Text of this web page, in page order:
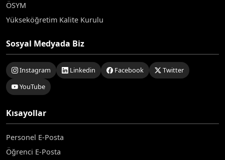
ÖSYM
Yükseköğretim Kalite Kurulu
Sosyal Medyada Biz
Instagram Linkedin Facebook
Twitter
YouTube
Kısayollar
Personel E-Posta
Öğrenci E-Posta